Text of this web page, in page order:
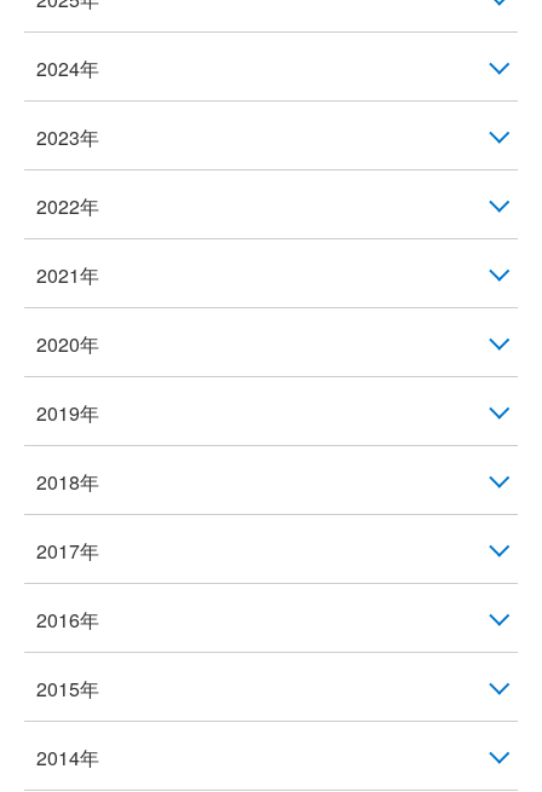
2024年
2023年
2022年
2021年
2020年
2019年
2018年
2017年
2016年
2015年
2014年